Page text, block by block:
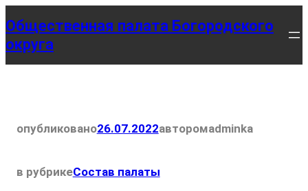
к
содержимому
Общественная палата Богородского
округа
опубликовано26.07.2022авторомadminka
в рубрикеСостав палаты